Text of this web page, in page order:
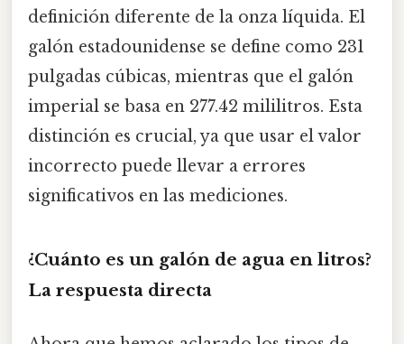
definición diferente de la onza líquida. El
galón estadounidense se define como 231
pulgadas cúbicas, mientras que el galón
imperial se basa en 277.42 mililitros. Esta
distinción es crucial, ya que usar el valor
incorrecto puede llevar a errores
significativos en las mediciones.
¿Cuánto es un galón de agua en litros?
La respuesta directa